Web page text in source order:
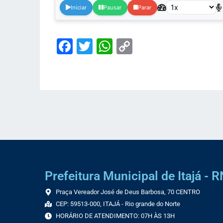
Iniciar Pausar Parar
Facebook
TwitterWhatsApp
Copy
Prefeitura Municipal de Itajá -
Praça Vereador José de Deus Barbosa, 70 CENTRO
CEP: 59513-000, ITAJÁ - Rio grande do Norte
HORÁRIO DE ATENDIMENTO: 07H ÀS 13H